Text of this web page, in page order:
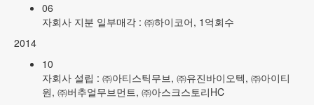
06
자회사 지분 일부매각 : ㈜하이코어, 1억회수
2014
10
자회사 설립 : ㈜아티스틱무브, ㈜유진바이오텍, ㈜아이티
원, ㈜버추얼무브먼트, ㈜아스크스토리HC